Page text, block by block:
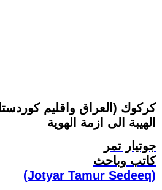
كركوك (العراق واقليم
الهيبة الى ازمة الهوية
جوتيار تمر
كاتب وباحث
(Jotyar Tamur Sedeeq)